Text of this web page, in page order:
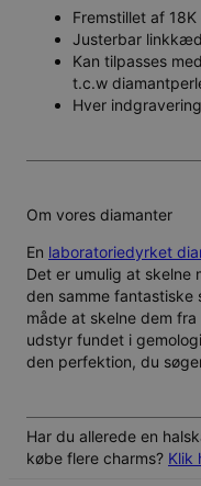
Fremstillet af
Justerbar
Kan tilpasses
t.c.w
Hver
Om vores diamanter
En laboratoriedyrket
Det er umulig at
den samme fantastiske
måde at skelne dem
udstyr fundet i
den perfektion, du
Har du allerede en
købe flere charms? Klik